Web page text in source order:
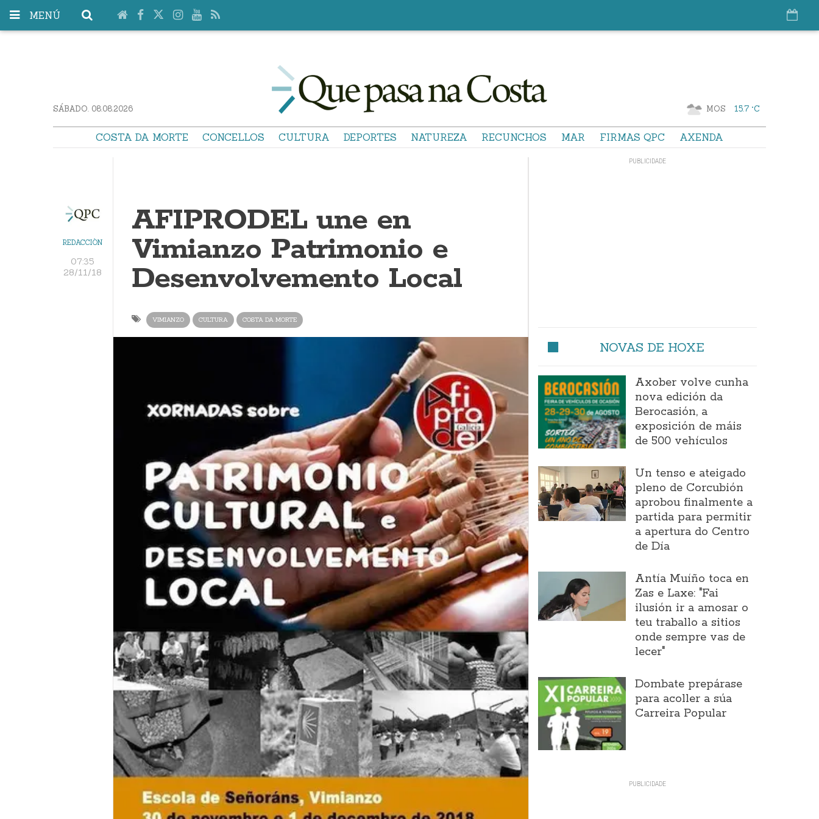
MENÚ
SÁBADO. 08.08.2026 MOS 15.7 °C
COSTA DA MORTE CONCELLOS CULTURA DEPORTES NATUREZA RECUNCHOS MAR FIRMAS QPC AXENDA
REDACCIÓN
07:35
28/11/18
AFIPRODEL une en
Vimianzo Patrimonio e
Desenvolvemento Local
VIMIANZO CULTURA COSTA DA MORTE
NOVAS DE HOXE
Axober volve cunha
nova edición da
Berocasión, a
exposición de máis
de 500 vehículos
Un tenso e ateigado
pleno de Corcubión
aprobou finalmente a
partida para permitir
a apertura do Centro
de Día
Antía Muíño toca en
Zas e Laxe: "Fai
ilusión ir a amosar o
teu traballo a sitios
onde sempre vas de
lecer"
Dombate prepárase
para acoller a súa
Carreira Popular